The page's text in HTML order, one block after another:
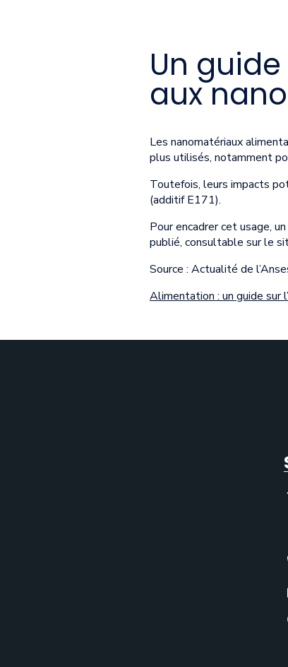
Un
aux
Les nanomatériaux
plus utilisés, notamment
Toutefois, leurs impacts
(additif E171).
Pour encadrer cet usage,
publié, consultable sur le
Source : Actualité de
Alimentation : un guide sur